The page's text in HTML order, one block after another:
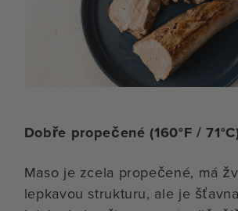
Dobře propečené (160°F /
Maso je zcela propečené, má
lepkavou strukturu, ale je